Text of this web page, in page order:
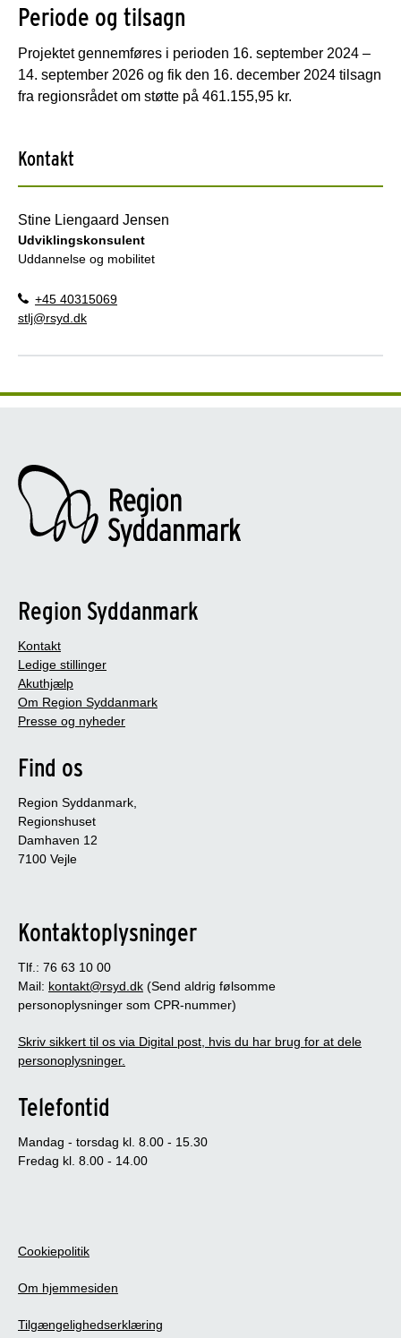
Periode og tilsagn
Projektet gennemføres i perioden 16. september 2024 –
14. september 2026 og fik den 16. december 2024 tilsagn
fra regionsrådet om støtte på 461.155,95 kr.
Kontakt
Stine Liengaard Jensen
Udviklingskonsulent
Uddannelse og mobilitet
+45 40315069
stlj@rsyd.dk
Region Syddanmark
Kontakt
Ledige stillinger
Akuthjælp
Om Region Syddanmark
Presse og nyheder
Find os
Region Syddanmark,
Regionshuset
Damhaven 12
7100 Vejle
Kontaktoplysninger
Tlf.: 76 63 10 00
Mail: kontakt@rsyd.dk (Send aldrig følsomme
personoplysninger som CPR-nummer)
Skriv sikkert til os via Digital post, hvis du har brug for at dele
personoplysninger.
Telefontid
Mandag - torsdag kl. 8.00 - 15.30
Fredag kl. 8.00 - 14.00
Cookiepolitik
Om hjemmesiden
Tilgængelighedserklæring